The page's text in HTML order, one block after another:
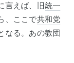
言えば、旧統一
、ここで共和党
なる。あの教団